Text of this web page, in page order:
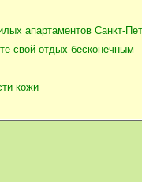
апартаментов Санкт-
свой отдых бесконечным
кожи